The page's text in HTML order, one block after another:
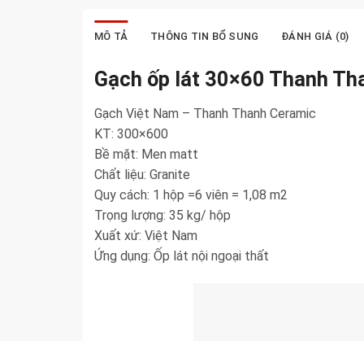
MÔ TẢ THÔNG TIN BỔ SUNG ĐÁNH GIÁ (0)
Gạch ốp lát 30×60 Thanh
Gạch Việt Nam – Thanh Thanh Ceramic
KT: 300×600
Bề mặt: Men matt
Chất liệu: Granite
Quy cách: 1 hộp =6 viên = 1,08 m2
Trọng lượng: 35 kg/ hộp
Xuất xứ: Việt Nam
Ứng dụng: Ốp lát nội ngoại thất